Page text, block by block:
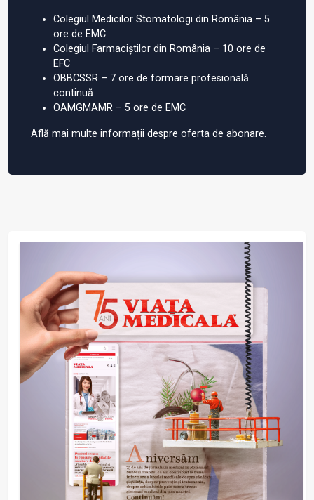
Colegiul Medicilor Stomatologi din România – 5
ore de EMC
Colegiul Farmaciștilor din România – 10 ore de
EFC
OBBCSSR – 7 ore de formare profesională
continuă
OAMGMAMR – 5 ore de EMC
Află mai multe informații despre oferta de abonare.